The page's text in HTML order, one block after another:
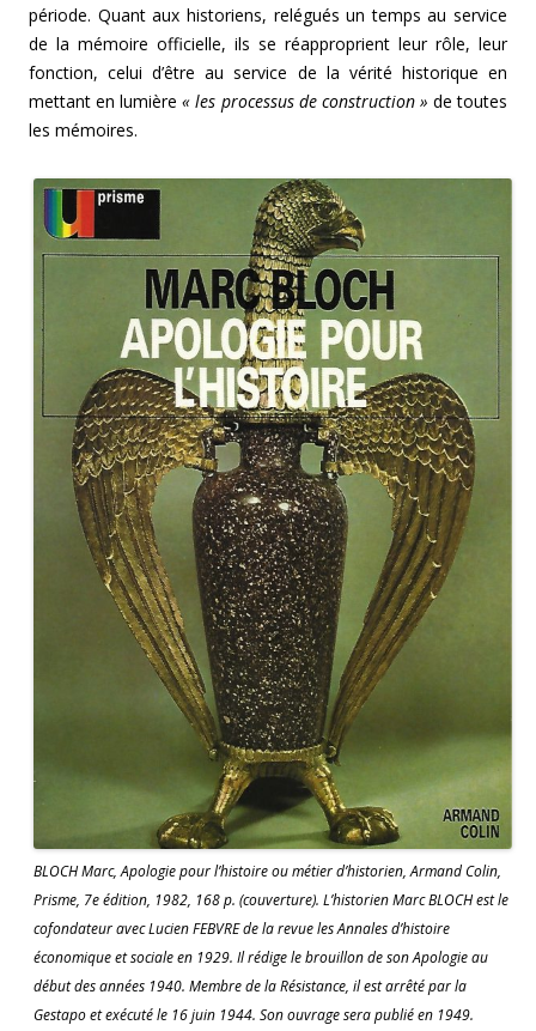
période. Quant aux historiens, relégués un temps au service
de la mémoire officielle, ils se réapproprient leur rôle, leur
fonction, celui d’être au service de la vérité historique en
mettant en lumière« les processus de construction » de toutes
les mémoires.
BLOCH Marc, Apologie pour l’histoire ou métier d’historien, Armand Colin,
Prisme, 7e édition, 1982, 168 p. (couverture). L’historien Marc BLOCH est le
cofondateur avec Lucien FEBVRE de la revue les Annales d’histoire
économique et sociale en 1929. Il rédige le brouillon de son Apologie au
début des années 1940. Membre de la Résistance, il est arrêté par la
Gestapo et exécuté le 16 juin 1944. Son ouvrage sera publié en 1949.